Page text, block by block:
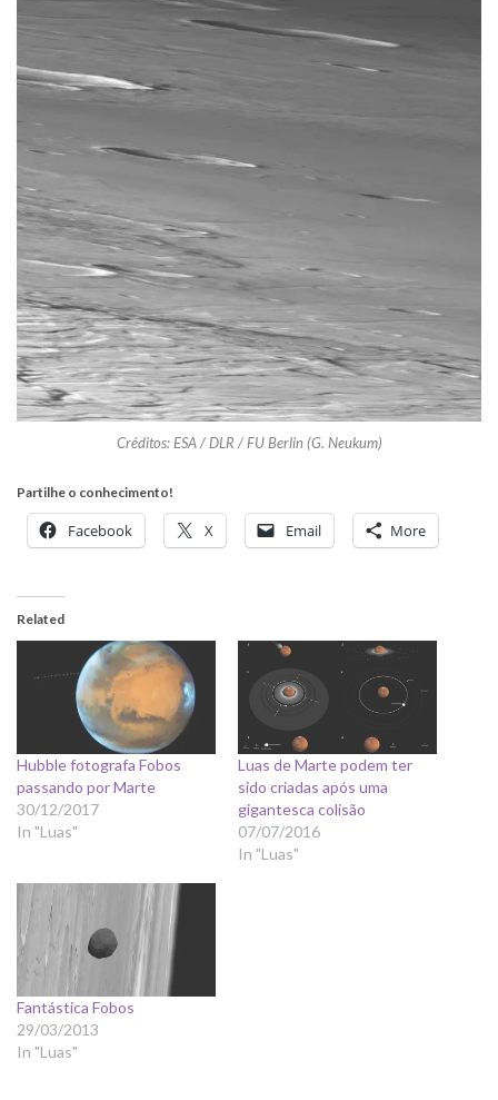
Créditos: ESA / DLR / FU Berlin (G. Neukum)
Partilhe o conhecimento!
Facebook X Email More
Related
Hubble fotografa Fobos
passando por Marte
30/12/2017
In "Luas"
Luas de Marte podem ter
sido criadas após uma
gigantesca colisão
07/07/2016
In "Luas"
Fantástica Fobos
29/03/2013
In "Luas"